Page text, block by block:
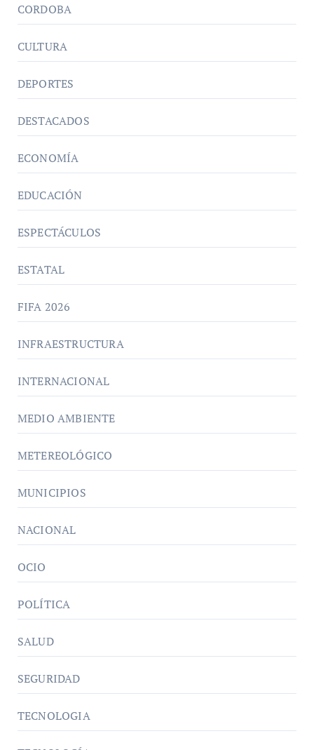
CORDOBA
CULTURA
DEPORTES
DESTACADOS
ECONOMÍA
EDUCACIÓN
ESPECTÁCULOS
ESTATAL
FIFA 2026
INFRAESTRUCTURA
INTERNACIONAL
MEDIO AMBIENTE
METEREOLÓGICO
MUNICIPIOS
NACIONAL
OCIO
POLÍTICA
SALUD
SEGURIDAD
TECNOLOGIA